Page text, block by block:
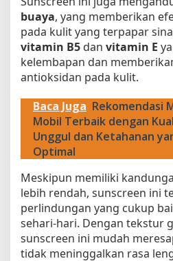
buaya, yang memberikan
pada kulit yang terpapar
vitamin B5 dan vitamin E
kelembapan dan
antioksidan pada kulit.
Baca Juga Rekomendasi
Mobil Terbaik dengan
Unggul dan Ketahanan
Optimal
Meskipun memiliki
lebih rendah, sunscreen ini
perlindungan yang cukup
sehari-hari. Dengan tekstur
sunscreen ini mudah
tidak meninggalkan rasa